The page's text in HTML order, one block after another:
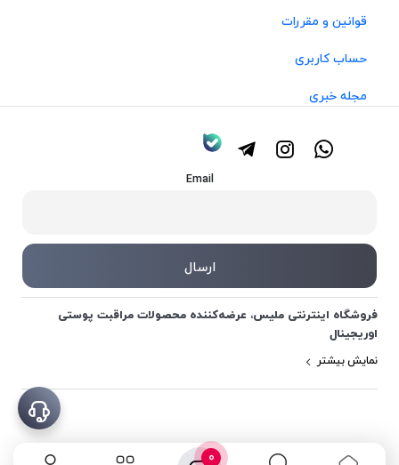
0
قوانین و مقررات
حساب کاربری
مجله خبری
Email
فروشگاه اینترنتی ملیس، عرضه‌کننده محصولات مراقبت پوستی
اوریجینال
نمایش بیشتر